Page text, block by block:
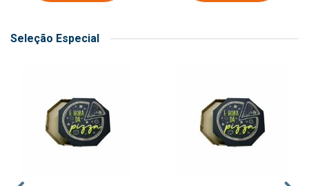
Seleção Especial